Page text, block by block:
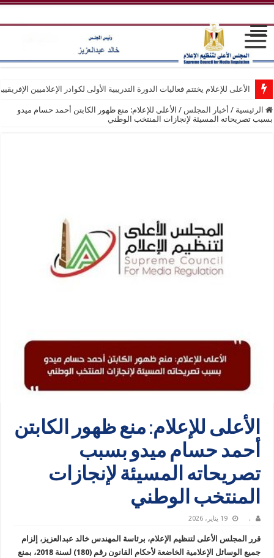
الأعلى للإعلام يختتم فعاليات الدورة التدريبية الأولى لكوادر الإعلاميين
الرئيسية / أخبار المجلس / الأعلى للإعلام: منع ظهور الكابتن أحمد حسام ميدو
بسبب تصريحاته المسيئة لإنجازات المنتخب الوطني
الأعلى للإعلام: منع ظهور الكابتن
أحمد حسام ميدو بسبب
تصريحاته المسيئة لإنجازات
المنتخب الوطني
. 19 يناير، 2026
قرر المجلس الأعلى لتنظيم الإعلام، برئاسة المهندس خالد عبدالعزيز، إلزام
جميع الوسائل الإعلامية الخاضعة لأحكام القانون رقم (180) لسنة 2018، بمنع